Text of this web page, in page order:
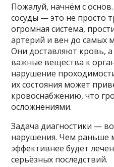
Пожалуй, начнём с
сосуды — это не просто
огромная система,
артерий и вен до самых
Они доставляют кровь,
важные вещества к
нарушение
их состояния может
кровоснабжению, что
осложнениями.
Задача диагностики —
нарушения. Чем раньше
эффективнее будет
серьёзных последствий.